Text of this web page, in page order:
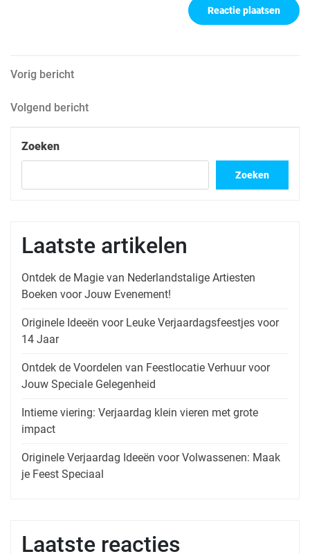
Berichtnavigatie
Vorig
Vorig bericht
Volgend
Volgend bericht
Zoeken
Zoeken
Laatste artikelen
Ontdek de Magie van Nederlandstalige Artiesten
Boeken voor Jouw Evenement!
Originele Ideeën voor Leuke Verjaardagsfeestjes voor
14 Jaar
Ontdek de Voordelen van Feestlocatie Verhuur voor
Jouw Speciale Gelegenheid
Intieme viering: Verjaardag klein vieren met grote
impact
Originele Verjaardag Ideeën voor Volwassenen: Maak
je Feest Speciaal
Laatste reacties